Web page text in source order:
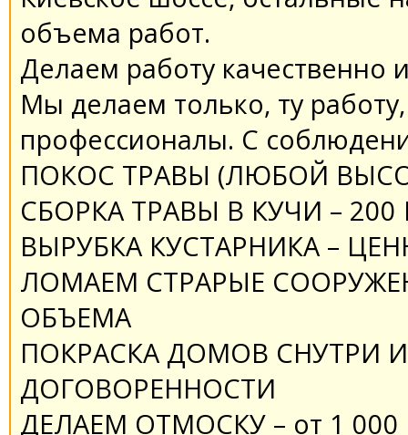
объема работ.
Делаем работу качественно
Мы делаем только, ту
профессионалы. С
ПОКОС ТРАВЫ (ЛЮБОЙ
СБОРКА ТРАВЫ В КУЧИ – 200
ВЫРУБКА КУСТАРНИКА –
ЛОМАЕМ СТРАРЫЕ
ОБЪЕМА
ПОКРАСКА ДОМОВ СНУТРИ
ДОГОВОРЕННОСТИ
ДЕЛАЕМ ОТМОСКУ – от 1 000